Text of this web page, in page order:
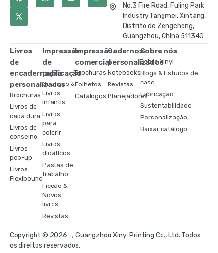
No.3 Fire Road, Fuling Park
Industry,Tangmei, Xintang,
Distrito de Zengcheng,
Guangzhou, China 511340
Livros
de
encadernação
personalizados
Brochuras
Livros de
capa dura
Livros do
conselho
Livros
pop-up
Livros
Flexibound
Impressão
de
publicação
Crianças &
Livros
infantis
Livros
para
colorir
Livros
didáticos
Pastas de
trabalho
Ficção &
Novos
livros
Revistas
Impressão
comercial
Brochuras
Folhetos
Catálogos
Cadernos
personalizados
Notebooks
Revistas
Planejadores
Sobre nós
Sobre Xinyi
Blogs & Estudos de
caso
Fabricação
Sustentabilidade
Personalização
Baixar catálogo
Copyright © 2026 ，Guangzhou Xinyi Printing Co., Ltd. Todos
os direitos reservados.